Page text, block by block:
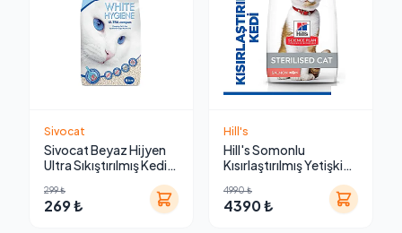
Sivocat
Sivocat Beyaz Hijyen
Ultra Sıkıştırılmış Kedi
299 ₺
269 ₺
Hill's
Hill's Somonlu
Kısırlaştırılmış Yetişkin
4990 ₺
4390 ₺